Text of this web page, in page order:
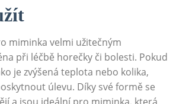
miminka velmi užitečným
při léčbě horečky či bolesti. Pokud
je zvýšená teplota nebo kolika,
úlevu. Díky své formě se